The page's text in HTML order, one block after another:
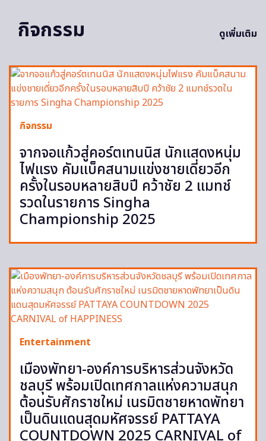
กิจกรรม ดูเพิ่มเติม
กิจกรรม
จากจอแก้วสู่คอร์ตเทนนิส นักแสดงหนุ่ม
ไฟแรง คัมแบ็คสนามแข่งชายเดี่ยวอีก
ครั้งในรอบหลายสิบปี คว้าชัย 2 แมทช์
รวดในรายการ Singha
Championship 2025
Entertainment
เมืองพัทยา-องค์การบริหารส่วนจังหวัด
ชลบุรี พร้อมเปิดเทศกาลแห่งความสนุก
ต้อนรับศักราชใหม่ เนรมิตชายหาดพัทยา
เป็นดินแดนสุดมหัศจรรย์ PATTAYA
COUNTDOWN 2025 CARNIVAL of